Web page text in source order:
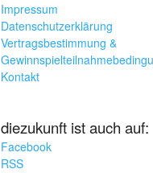
Impressum
Datenschutzerklärung
Vertragsbestimmung &
Kontakt
diezukunft ist auch auf:
Facebook
RSS